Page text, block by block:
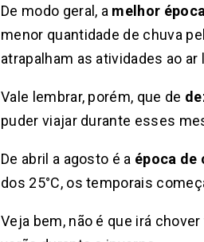
De modo geral, a melhor
menor quantidade de chuva
atrapalham as atividades ao ar
Vale lembrar, porém, que de
puder viajar durante esses
De abril a agosto é a época de
dos 25°C, os temporais
Veja bem, não é que irá